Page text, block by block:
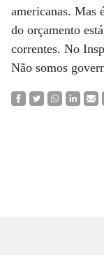
americanas. Mas
do orçamento
correntes. No
Não somos